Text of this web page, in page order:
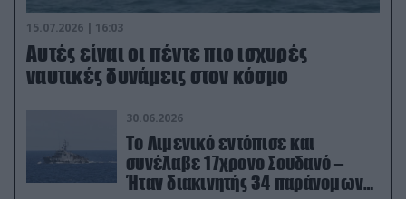
15.07.2026 | 16:03
Aυτές είναι οι πέντε πιο ισχυρές
ναυτικές δυνάμεις στον κόσμο
30.06.2026
Το Λιμενικό εντόπισε και
συνέλαβε 17χρονο Σουδανό –
Ήταν διακινητής 34 παράνομων